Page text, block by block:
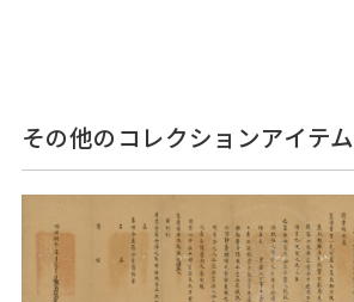
その他のコレクションアイテム